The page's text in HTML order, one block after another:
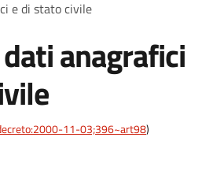
e di stato civile
anagrafici
11-03;396~art98)